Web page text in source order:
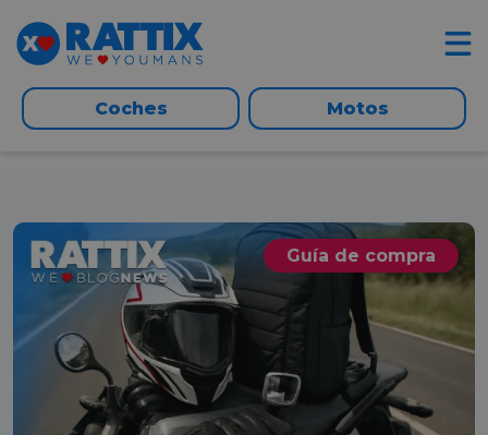
Coches Motos
Guía de compra